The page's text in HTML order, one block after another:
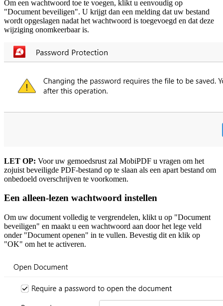
Om een wachtwoord toe te voegen, klikt u eenvoudig op
"Document beveiligen". U krijgt dan een melding dat uw bestand
wordt opgeslagen nadat het wachtwoord is toegevoegd en dat deze
wijziging onomkeerbaar is.
LET OP: Voor uw gemoedsrust zal MobiPDF u vragen om het
zojuist beveiligde PDF-bestand op te slaan als een apart bestand om
onbedoeld overschrijven te voorkomen.
Een alleen-lezen wachtwoord instellen
Om uw document volledig te vergrendelen, klikt u op "Document
beveiligen" en maakt u een wachtwoord aan door het lege veld
onder "Document openen" in te vullen. Bevestig dit en klik op
"OK" om het te activeren.